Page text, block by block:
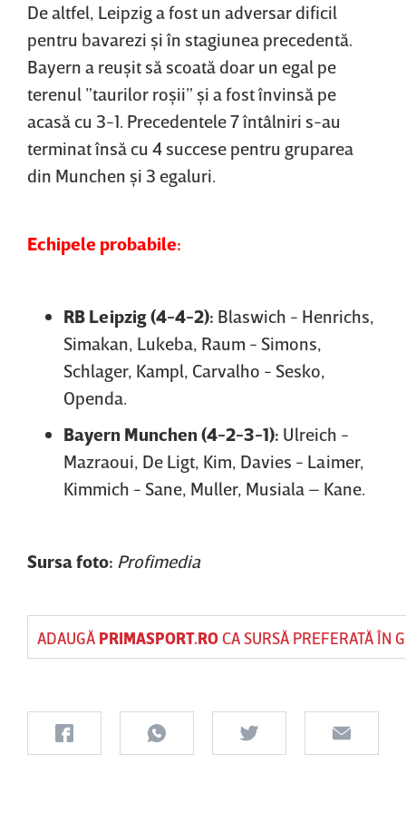
De altfel, Leipzig a fost un adversar dificil
pentru bavarezi şi în stagiunea precedentă.
Bayern a reuşit să scoată doar un egal pe
terenul ”taurilor roşii” şi a fost învinsă pe
acasă cu 3-1. Precedentele 7 întâlniri s-au
terminat însă cu 4 succese pentru gruparea
din Munchen şi 3 egaluri.
Echipele probabile:
RB Leipzig (4-4-2): Blaswich - Henrichs,
Simakan, Lukeba, Raum - Simons,
Schlager, Kampl, Carvalho - Sesko,
Openda.
Bayern Munchen (4-2-3-1): Ulreich -
Mazraoui, De Ligt, Kim, Davies - Laimer,
Kimmich - Sane, Muller, Musiala – Kane.
Sursa foto: Profimedia
ADAUGĂ PRIMASPORT.ROCA SURSĂ PREFERATĂ ÎN